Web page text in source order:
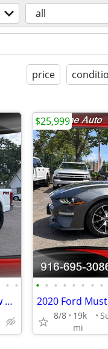
all
price
• •
2020 Ford F-250 Super Duty XLT SuperCrew Cab*4X4*Lifted*Tow Package*
• • • • • • • •
8/8
19k
mi
$25,999